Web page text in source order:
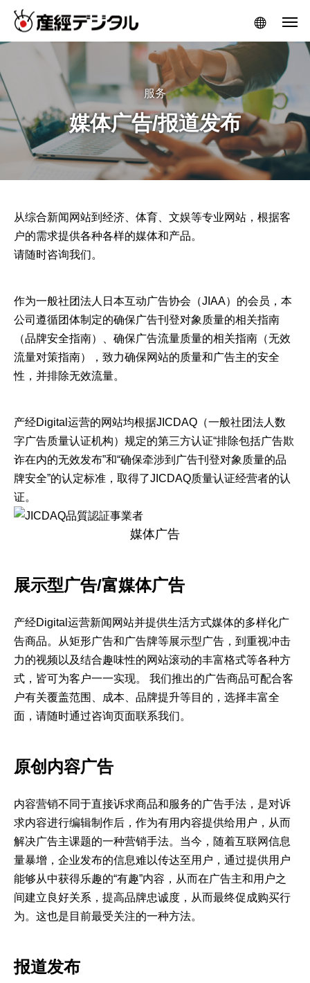
服务
媒体广告/报道发布
从综合新闻网站到经济、体育、文娱等专业网站，根据客
户的需求提供各种各样的媒体和产品。
请随时咨询我们。
作为一般社团法人日本互动广告协会（JIAA）的会员，本
公司遵循团体制定的确保广告刊登对象质量的相关指南
（品牌安全指南）、确保广告流量质量的相关指南（无效
流量对策指南），致力确保网站的质量和广告主的安全
性，并排除无效流量。
产经Digital运营的网站均根据JICDAQ（一般社团法人数
字广告质量认证机构）规定的第三方认证“排除包括广告欺
诈在内的无效发布”和“确保牵涉到广告刊登对象质量的品
牌安全”的认定标准，取得了JICDAQ质量认证经营者的认
证。
媒体广告
展示型广告/富媒体广告
产经Digital运营新闻网站并提供生活方式媒体的多样化广
告商品。从矩形广告和广告牌等展示型广告，到重视冲击
力的视频以及结合趣味性的网站滚动的丰富格式等各种方
式，皆可为客户一一实现。 我们推出的广告商品可配合客
户有关覆盖范围、成本、品牌提升等目的，选择丰富全
面，请随时通过咨询页面联系我们。
原创内容广告
内容营销不同于直接诉求商品和服务的广告手法，是对诉
求内容进行编辑制作后，作为有用内容提供给用户，从而
解决广告主课题的一种营销手法。当今，随着互联网信息
量暴增，企业发布的信息难以传达至用户，通过提供用户
能够从中获得乐趣的“有趣”内容，从而在广告主和用户之
间建立良好关系，提高品牌忠诚度，从而最终促成购买行
为。这也是目前最受关注的一种方法。
报道发布